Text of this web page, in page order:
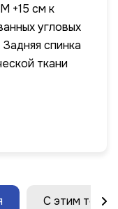
+15 см к
угловых
спинка
ткани
С этим